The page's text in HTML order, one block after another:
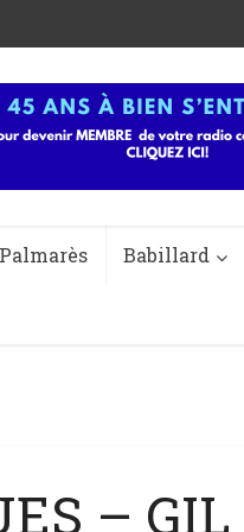
Palmarès Babillard
– GIL